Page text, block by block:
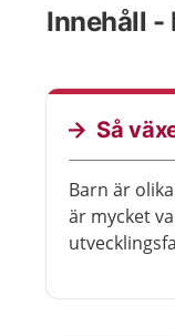
Innehåll -
Så
Barn är
är mycket